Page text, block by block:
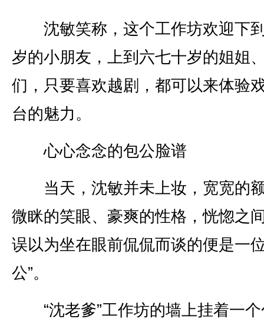
沈敏笑称，这个工作坊欢迎下
岁的小朋友，上到六七十岁的姐姐
们，只要喜欢越剧，都可以来体验
台的魅力。
心心念念的包公脸谱
当天，沈敏并未上妆，宽宽的
微眯的笑眼、豪爽的性格，恍惚之
误以为坐在眼前侃侃而谈的便是一
公”。
“沈老爹”工作坊的墙上挂着一个